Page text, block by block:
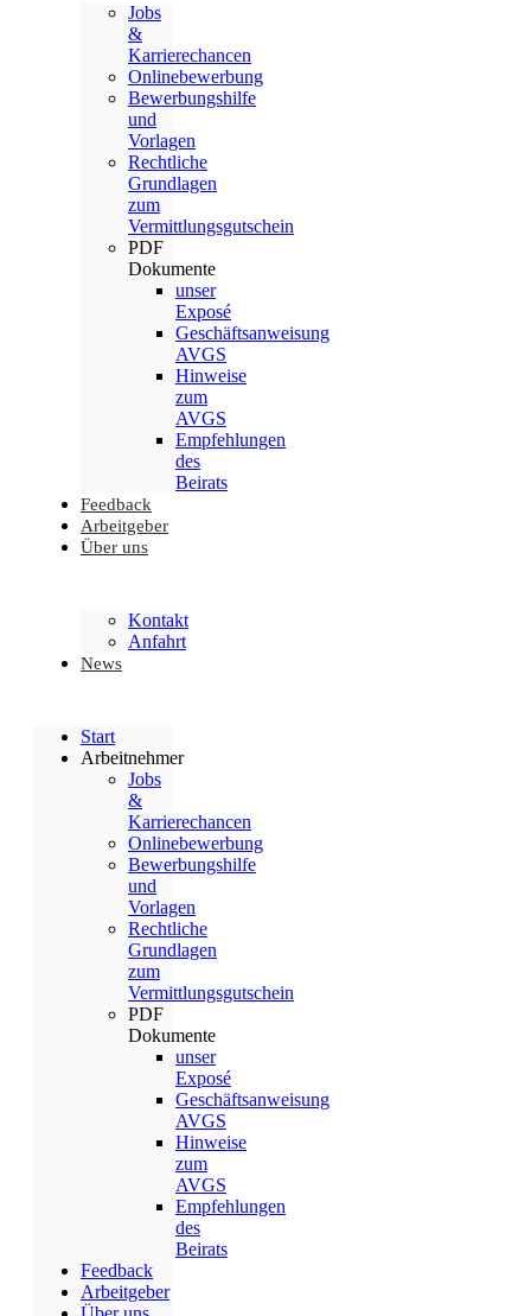
Jobs
&
Karrierechancen
Onlinebewerbung
Bewerbungshilfe
und
Vorlagen
Rechtliche
Grundlagen
zum
Vermittlungsgutschein
PDF
Dokumente
unser
Exposé
Geschäftsanweisung
AVGS
Hinweise
zum
AVGS
Empfehlungen
des
Beirats
Feedback
Arbeitgeber
Über uns
Kontakt
Anfahrt
News
Start
Arbeitnehmer
Jobs
&
Karrierechancen
Onlinebewerbung
Bewerbungshilfe
und
Vorlagen
Rechtliche
Grundlagen
zum
Vermittlungsgutschein
PDF
Dokumente
unser
Exposé
Geschäftsanweisung
AVGS
Hinweise
zum
AVGS
Empfehlungen
des
Beirats
Feedback
Arbeitgeber